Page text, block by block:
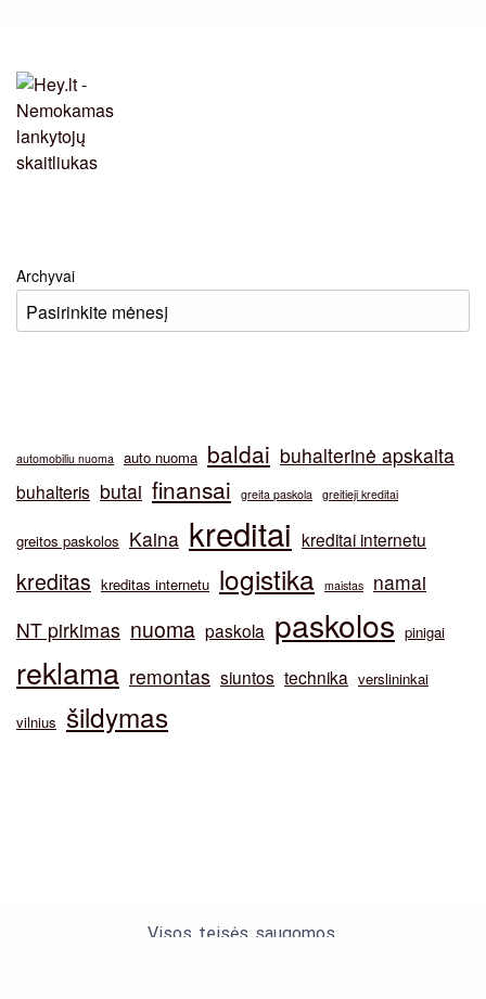
Archyvai
automobiliu nuoma auto nuoma baldai buhalterinė apskaita
buhalteris butai finansai greita paskola greitieji kreditai
greitos paskolos Kaina kreditai kreditai internetu
kreditas kreditas internetu logistika maistas
namai
NT pirkimas nuoma paskola paskolos pinigai
reklama remontas siuntos technika verslininkai
vilnius šildymas
Visos teisės saugomos.